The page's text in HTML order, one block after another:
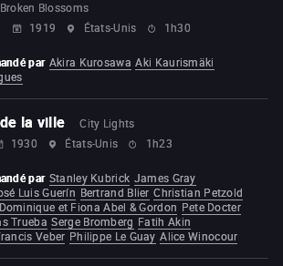
Broken Blossoms
1919 États-Unis 1h30
par Akira Kurosawa Aki Kaurismäki
la ville
City Lights
1930 États-Unis 1h23
par Stanley Kubrick James Gray
Luis Guerín Bertrand Blier Christian Petzold
Dominique et Fiona Abel & Gordon Pete Docter
Trueba Serge Bromberg Fatih Akin
Veber Philippe Le Guay Alice Winocour